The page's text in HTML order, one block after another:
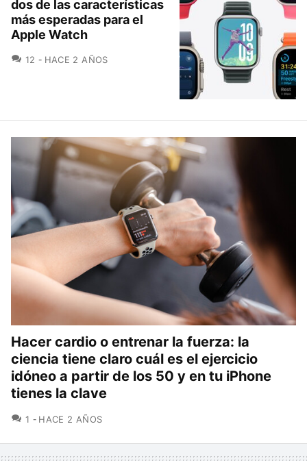
dos de las características
más esperadas para el
Apple Watch
12 COMENTARIOS
HACE 2 AÑOS
Hacer cardio o entrenar la fuerza: la
ciencia tiene claro cuál es el ejercicio
idóneo a partir de los 50 y en tu iPhone
tienes la clave
1 COMENTARIOS
HACE 2 AÑOS